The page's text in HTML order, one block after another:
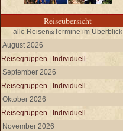
Reiseübersicht
alle Reisen&Termine im Überblick
August 2026
Reisegruppen
Individuell
September 2026
Reisegruppen
Individuell
Oktober 2026
Reisegruppen
Individuell
November 2026